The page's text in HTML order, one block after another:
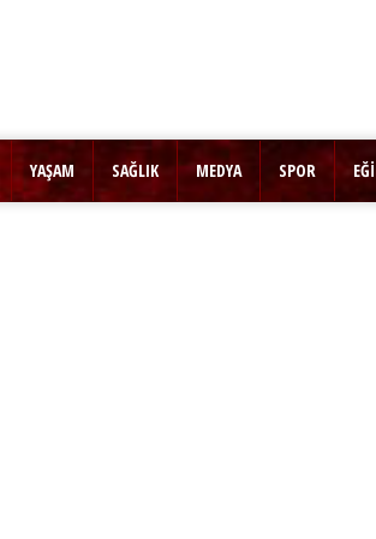
YAŞAM SAĞLIK MEDYA SPOR